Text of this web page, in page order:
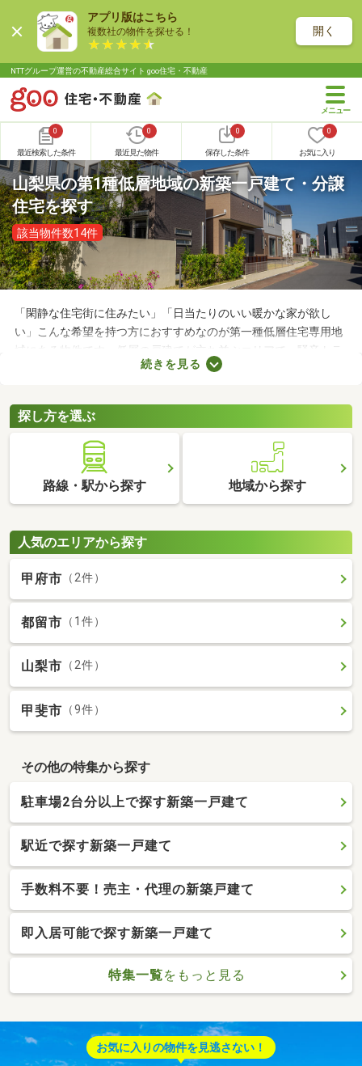
アプリ版はこちら
複数社の物件を探せる！ 開く
NTTグループ運営の不動産総合サイト goo住宅・不動産
0
最近検索した条件
0
最近見た物件
0
保存した条件
0
お気に入り
山梨県の第1種低層地域の新築一戸建て・分譲
住宅を探す
該当物件数14件
「閑静な住宅街に住みたい」「日当たりのいい暖かな家が欲し
い」こんな希望を持つ方におすすめなのが第一種低層住宅専用地
域にある物件です。低層の戸建てが立ち並ぶエリアで、騒音トラ
ブルが少ない・住みやすい・高層の建物によって日光が遮断され
住居専用地域の新築一戸建てを紹介します。
続きを見る
探し方を選ぶ
路線・駅から探す 地域から探す
人気のエリアから探す
甲府市 （2件）
都留市 （1件）
山梨市 （2件）
甲斐市 （9件）
その他の特集から探す
駐車場2台分以上で探す新築一戸建て
駅近で探す新築一戸建て
手数料不要！売主・代理の新築戸建て
即入居可能で探す新築一戸建て
特集一覧をもっと見る
お気に入りの物件を見逃さない！